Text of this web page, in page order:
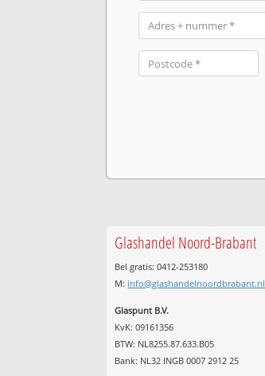
Glashandel Noord-Brabant
Bel gratis: 0412-253180
M: info@glashandelnoordbrabant.nl
Glaspunt B.V.
KvK: 09161356
BTW: NL8255.87.633.B05
Bank: NL32 INGB 0007 2912 25